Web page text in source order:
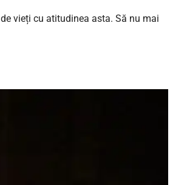
vieți cu atitudinea asta. Să nu mai